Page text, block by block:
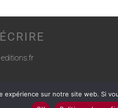
expérience sur notre site web. Si